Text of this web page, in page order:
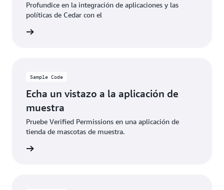
Profundice en la integración de aplicaciones y las
políticas de Cedar con el
Sample Code
Echa un vistazo a la aplicación de
muestra
Pruebe Verified Permissions en una aplicación de
tienda de mascotas de muestra.